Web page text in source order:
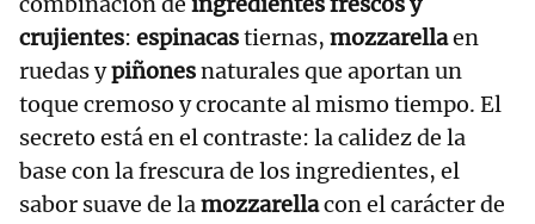
crujientes: espinacastiernas, mozzarellaen
ruedas ypiñonesnaturales que aportan un
toque cremoso y crocante al mismo tiempo. El
secreto está en el contraste: la calidez de la
base con la frescura de los ingredientes, el
sabor suave de lamozzarellacon el carácter de